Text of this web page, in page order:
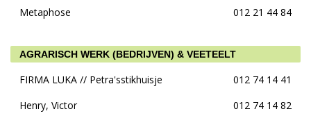
Metaphose 012 21 44 84
AGRARISCH WERK (BEDRIJVEN) & VEETEELT
FIRMA LUKA // Petra'sstikhuisje
012 74 14 41
Henry, Victor
012 74 14 82